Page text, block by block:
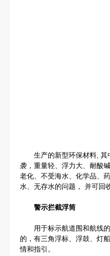
生产的新型环保材料, 其
袭，重量轻、浮力大、耐酸
老化、不受海水、化学品、
水、无存水的问题， 并可回
警示拦截浮筒
用于标示航道围和航线的
的，有三角浮标、浮鼓、灯
情和指引。